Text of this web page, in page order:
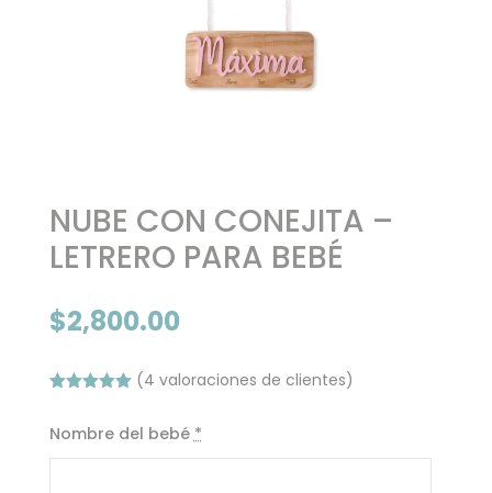
NUBE CON CONEJITA –
LETRERO PARA BEBÉ
$2,800.00
5 en base
valoracione
(4 valoraciones de clientes)
Nombre del bebé *